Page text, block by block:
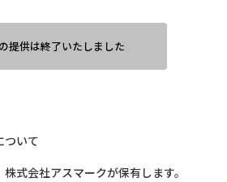
提供は終了いたしました
ついて
式会社アスマークが保有します。